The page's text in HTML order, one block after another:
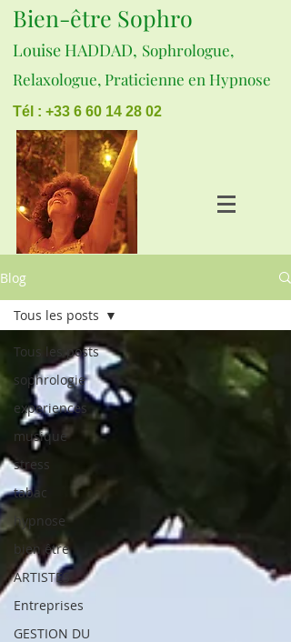
Bien-être Sophro
Louise HADDAD, Sophrologue,
Relaxologue, Praticienne en Hypnose
Tél : +33 6 60 14 28 02
Blog
Tous les posts
sophrologie
experiences
musique
stress
tabac
hypnose
bien être
ARTISTES
Entreprises
GESTION DU
Tous les posts